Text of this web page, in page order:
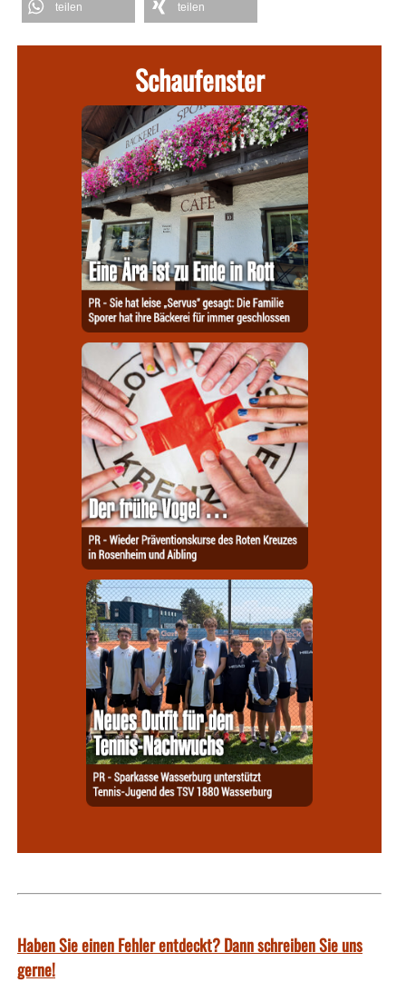
teilen teilen
Schaufenster
Haben Sie einen Fehler entdeckt? Dann schreiben Sie uns
gerne!